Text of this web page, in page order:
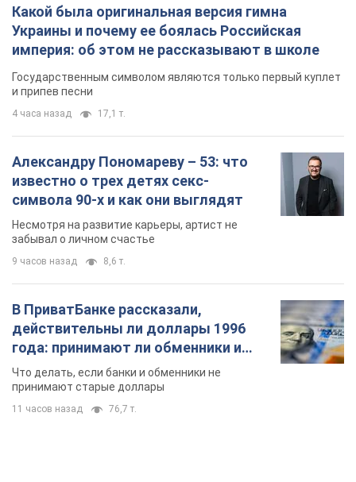
Какой была оригинальная версия гимна
Украины и почему ее боялась Российская
империя: об этом не рассказывают в школе
Государственным символом являются только первый куплет
и припев песни
4 часа назад 17,1 т.
Александру Пономареву – 53: что
известно о трех детях секс-
символа 90-х и как они выглядят
Несмотря на развитие карьеры, артист не
забывал о личном счастье
9 часов назад 8,6 т.
В ПриватБанке рассказали,
действительны ли доллары 1996
года: принимают ли обменники и
банки такие купюры
Что делать, если банки и обменники не
принимают старые доллары
11 часов назад 76,7 т.